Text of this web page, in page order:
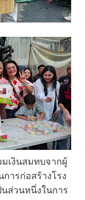
เงินสมทบจากผู้
ารก่อสร้างโรง
ส่วนหนึ่งในการ